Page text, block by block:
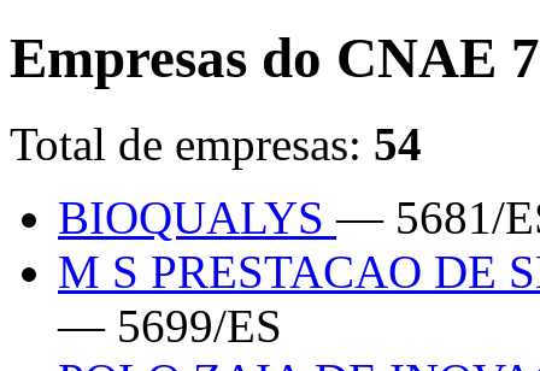
Empresas do CNAE
Total de empresas: 54
BIOQUALYS— 5681/
M S PRESTACAO DE
— 5699/ES